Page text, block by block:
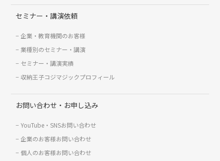
セミナー・講演依頼
企業・教育機関のお客様
業種別のセミナー・講演
セミナー・講演実績
収納王子コジマジックプロフィール
お問い合わせ・お申し込み
YouTube・SNSお問い合わせ
企業のお客様お問い合わせ
個人のお客様お問い合わせ